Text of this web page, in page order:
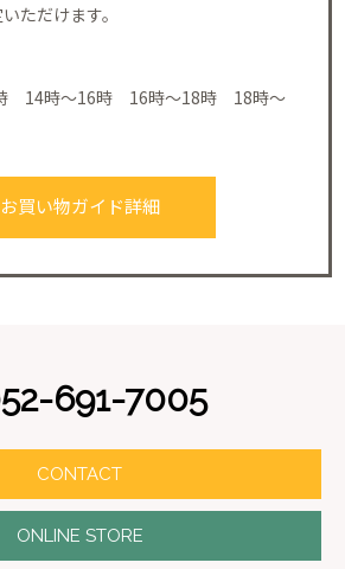
ただけます。
14時～16時 16時～18時 18時～
お買い物ガイド詳細
691-7005
CONTACT
ONLINE STORE